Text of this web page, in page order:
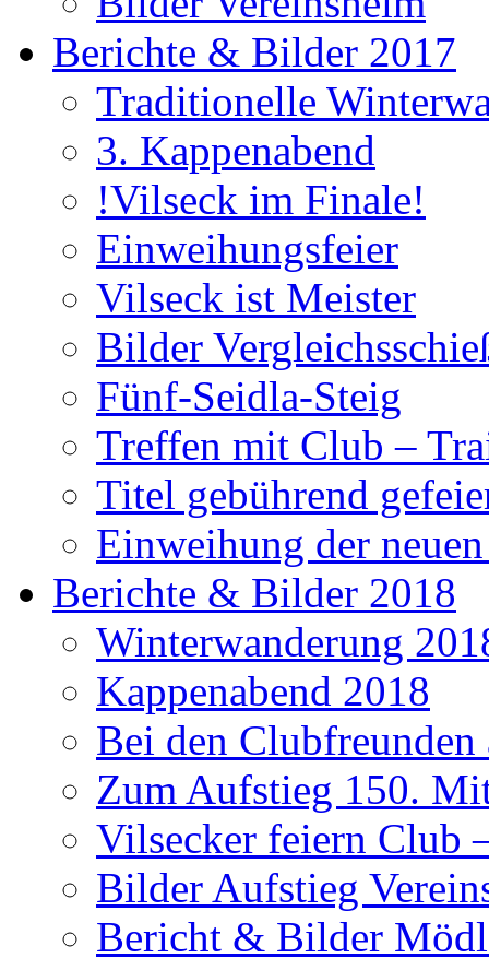
Berichte & Bilder 2017
Traditionelle
3. Kappenabend
!Vilseck im Finale!
Einweihungsfeier
Vilseck ist Meister
Bilder
Fünf-Seidla-Steig
Treffen mit Club –
Titel gebührend
Einweihung der
Berichte & Bilder 2018
Winterwanderung
Kappenabend 2018
Bei den
Zum Aufstieg 150.
Vilsecker feiern Club
Bilder Aufstieg
Bericht & Bilder